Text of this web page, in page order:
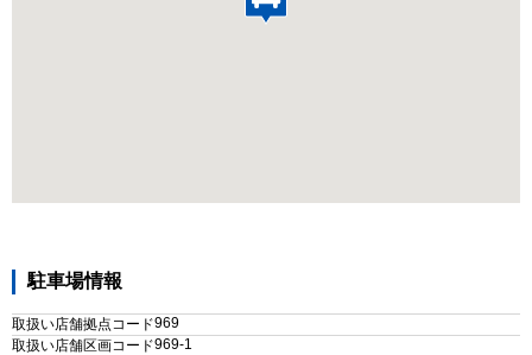
駐車場情報
取扱い店舗拠点コード969
取扱い店舗区画コード969-1